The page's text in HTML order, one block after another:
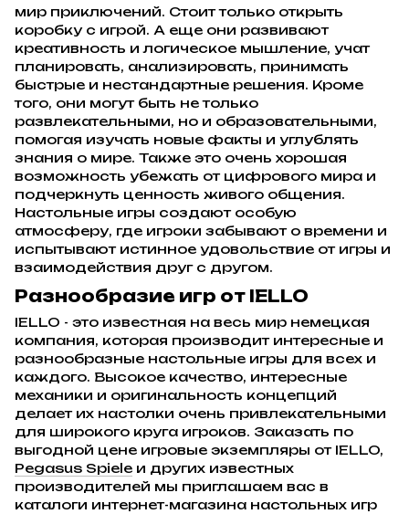
мир приключений. Стоит только открыть
коробку с игрой. А еще они развивают
креативность и логическое мышление, учат
планировать, анализировать, принимать
быстрые и нестандартные решения. Кроме
того, они могут быть не только
развлекательными, но и образовательными,
помогая изучать новые факты и углублять
знания о мире. Также это очень хорошая
возможность убежать от цифрового мира и
подчеркнуть ценность живого общения.
Настольные игры создают особую
атмосферу, где игроки забывают о времени и
испытывают истинное удовольствие от игры и
взаимодействия друг с другом.
Разнообразие игр от IELLO
IELLO - это известная на весь мир немецкая
компания, которая производит интересные и
разнообразные настольные игры для всех и
каждого. Высокое качество, интересные
механики и оригинальность концепций
делает их настолки очень привлекательными
для широкого круга игроков. Заказать по
выгодной цене игровые экземпляры от IELLO,
Pegasus Spiele и других известных
производителей мы приглашаем вас в
каталоги интернет-магазина настольных игр